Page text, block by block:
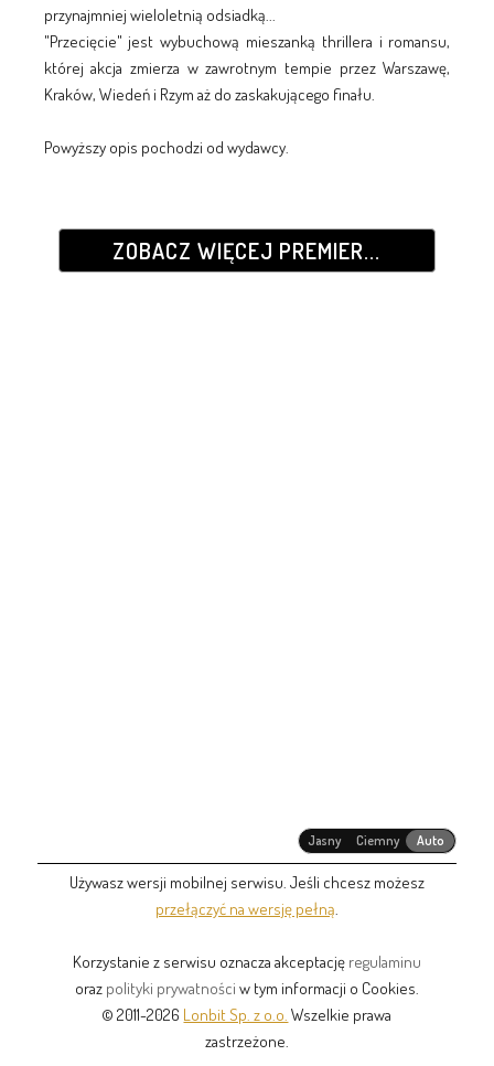
przynajmniej wieloletnią odsiadką...
"Przecięcie" jest wybuchową mieszanką thrillera i romansu,
której akcja zmierza w zawrotnym tempie przez Warszawę,
Kraków, Wiedeń i Rzym aż do zaskakującego finału.
Powyższy opis pochodzi od wydawcy.
ZOBACZ WIĘCEJ PREMIER...
Jasny Ciemny Auto
Używasz wersji mobilnej serwisu. Jeśli chcesz możesz
przełączyć na wersję pełną
Korzystanie z serwisu oznacza akceptację regulaminu
oraz polityki prywatności w tym informacji o Cookies.
© 2011-2026 Lonbit Sp. z o.o. Wszelkie prawa
zastrzeżone.